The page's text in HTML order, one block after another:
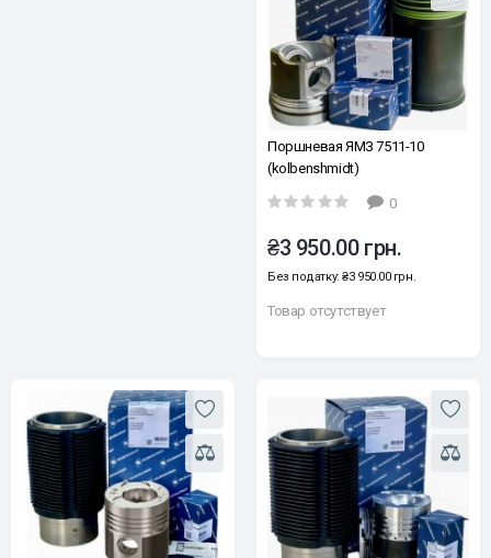
Поршневая ЯМЗ 7511-10
(kolbenshmidt)
0
₴3 950.00 грн.
Без податку: ₴3 950.00 грн.
Товар отсутствует